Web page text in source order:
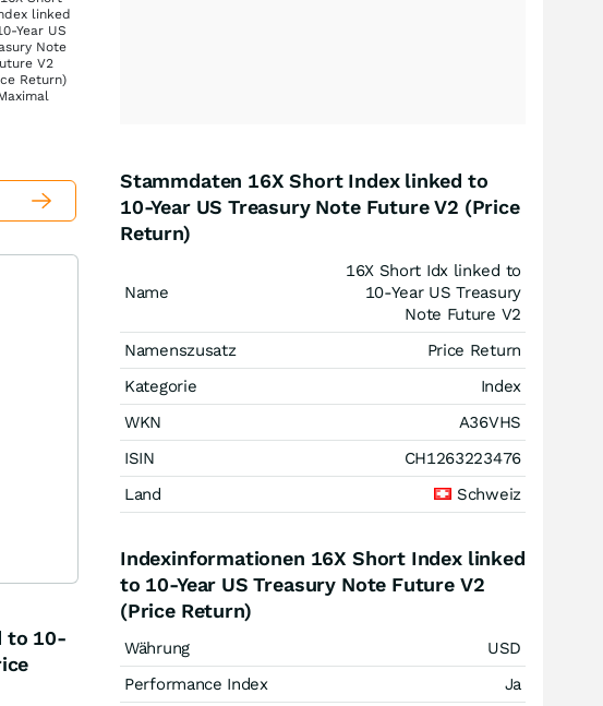
to 10-
Stammdaten 16X Short Index linked to
10-Year US Treasury Note Future V2 (Price
Return)
Name
16X Short Idx linked to
10-Year US Treasury
Note Future V2
Namenszusatz
Price Return
Kategorie
Index
WKN
A36VHS
ISIN
CH1263223476
Land
Schweiz
Indexinformationen 16X Short Index linked
to 10-Year US Treasury Note Future V2
(Price Return)
Währung
USD
Performance Index
Ja